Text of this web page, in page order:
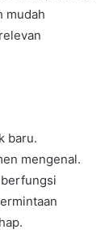
mudah
baru.
mengenal.